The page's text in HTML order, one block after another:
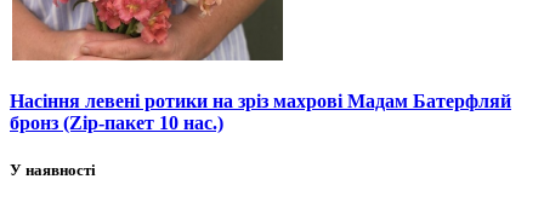
Насіння левені ротики на зріз махрові Мадам Батерфляй
бронз (Zip-пакет 10 нас.)
У наявності